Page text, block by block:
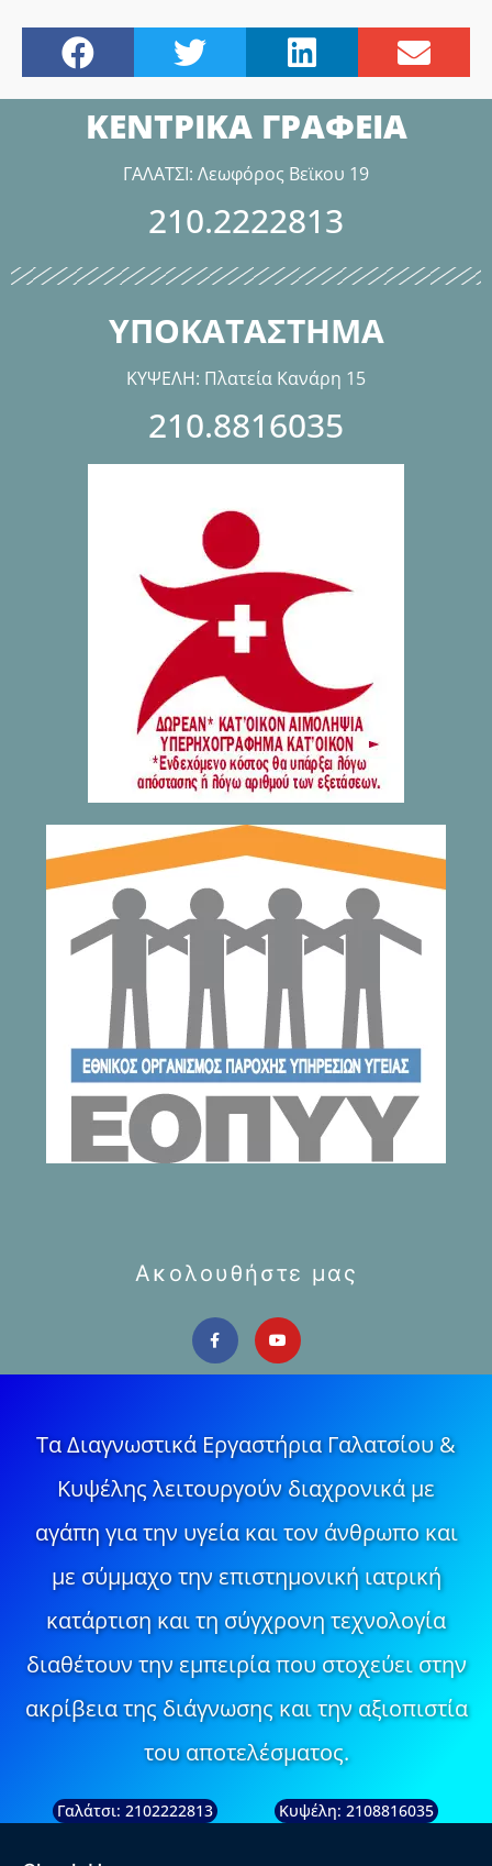
ΚΕΝΤΡΙΚΑ ΓΡΑΦΕΙΑ
ΓΑΛΑΤΣΙ: Λεωφόρος Βεϊκου 19
210.2222813
ΥΠΟΚΑΤΑΣΤΗΜΑ
ΚΥΨΕΛΗ: Πλατεία Κανάρη 15
210.8816035
Ακολουθήστε μας
Τα Διαγνωστικά Εργαστήρια Γαλατσίου &
Κυψέλης λειτουργούν διαχρονικά με
αγάπη για την υγεία και τον άνθρωπο και
με σύμμαχο την επιστημονική ιατρική
κατάρτιση και τη σύγχρονη τεχνολογία
διαθέτουν την εμπειρία που στοχεύει στην
ακρίβεια της διάγνωσης και την αξιοπιστία
του αποτελέσματος.
Γαλάτσι: 2102222813 Κυψέλη: 2108816035